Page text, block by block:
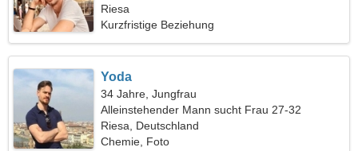
Frau
Riesa
Kurzfristige Beziehung
Yoda
34 Jahre, Jungfrau
Alleinstehender Mann sucht Frau 27-32
Riesa, Deutschland
Chemie, Foto